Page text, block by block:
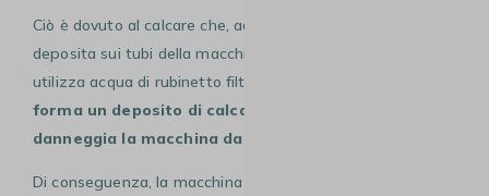
Ciò è dovuto al calcare che, ad alte temperature, si
deposita sui tubi della macchina da caffè. Anche se si
utilizza acqua di rubinetto filtrata,
forma un deposito di calcare
danneggia la macchina da caffè
Di conseguenza, la macchina da caffè non funzionerà